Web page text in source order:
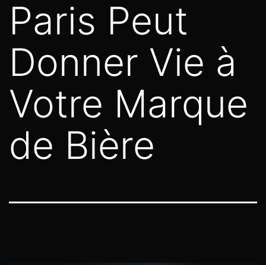
Paris Peut
Donner Vie à
Votre Marque
de Bière